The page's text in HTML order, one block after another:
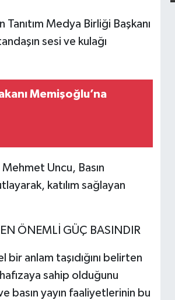
Tanıtım Medya Birliği Başkanı
sesi ve kulağı
Memişoğlu’na
Mehmet Uncu, Basın
katılım sağlayan
ÖNEMLİ GÜÇ BASINDIR
bir anlam taşıdığını belirten
sahip olduğunu
basın yayın faaliyetlerinin bu